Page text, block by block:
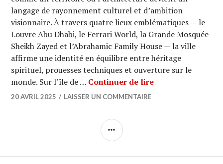
langage de rayonnement culturel et d’ambition
visionnaire. À travers quatre lieux emblématiques — le
Louvre Abu Dhabi, le Ferrari World, la Grande Mosquée
Sheikh Zayed et l’Abrahamic Family House — la ville
affirme une identité en équilibre entre héritage
spirituel, prouesses techniques et ouverture sur le
monde. Sur l’île de … Continuer de lireAbu Dhabi,
20 AVRIL 2025 LAISSER UN COMMENTAIRE
COLONNE